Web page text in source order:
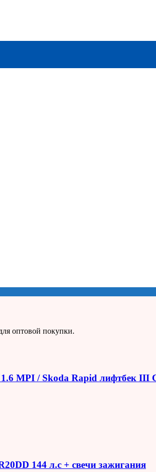
оптовой покупки.
MPI / Skoda Rapid лифтбек III
144 л.с + свечи зажигания